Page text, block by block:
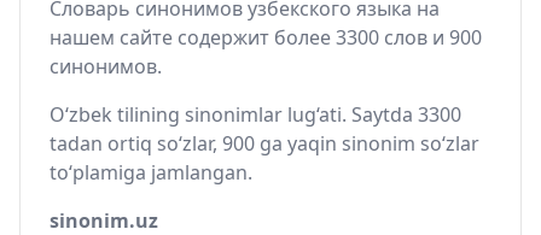
Словарь синонимов узбекского языка на
нашем сайте содержит более 3300 слов и 900
синонимов.
O‘zbek tilining sinonimlar lug‘ati. Saytda 3300
tadan ortiq so‘zlar, 900 ga yaqin sinonim so‘zlar
to‘plamiga jamlangan.
sinonim.uz